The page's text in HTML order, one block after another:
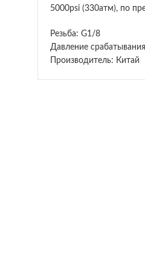
5000psi (330атм), по
Резьба: G1/8
Давление
Производитель: Китай